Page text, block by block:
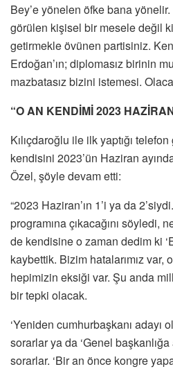
Bey’e yönelen öfke bana
görülen kişisel bir mesele değil
getirmekle övünen partisiniz.
Erdoğan’ın; diplomasız birinin
mazbatasız bizini istemesi.
“O AN KENDİMİ 2023
Kılıçdaroğlu ile ilk yaptığı
kendisini 2023’ün Haziran
Özel, şöyle devam etti:
“2023 Haziran’ın 1’i ya da
programına çıkacağını söyledi,
de kendisine o zaman dedim ki
kaybettik. Bizim hatalarımız var,
hepimizin eksiği var. Şu anda
bir tepki olacak.
‘Yeniden cumhurbaşkanı adayı
sorarlar ya da ‘Genel başkanlığa
sorarlar. ‘Bir an önce kongre